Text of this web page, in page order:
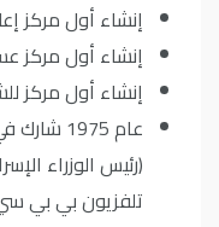
إنشاء أول مركز
إنشاء أول مركز
إنشاء أول مركز
عام
(رئيس الوزراء
تلفزيون بي بي